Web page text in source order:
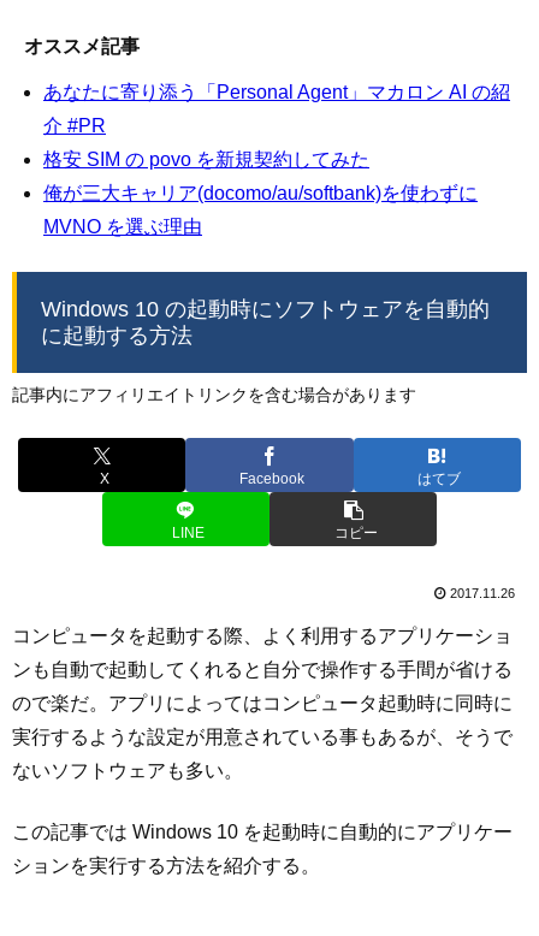
オススメ記事
あなたに寄り添う「Personal Agent」マカロン AI の紹
介 #PR
格安 SIM の povo を新規契約してみた
俺が三大キャリア(docomo/au/softbank)を使わずに
MVNO を選ぶ理由
Windows 10 の起動時にソフトウェアを自動的
に起動する方法
記事内にアフィリエイトリンクを含む場合があります
X Facebook はてブ
LINE コピー
2017.11.26
コンピュータを起動する際、よく利用するアプリケーショ
ンも自動で起動してくれると自分で操作する手間が省ける
ので楽だ。アプリによってはコンピュータ起動時に同時に
実行するような設定が用意されている事もあるが、そうで
ないソフトウェアも多い。
この記事では Windows 10 を起動時に自動的にアプリケー
ションを実行する方法を紹介する。